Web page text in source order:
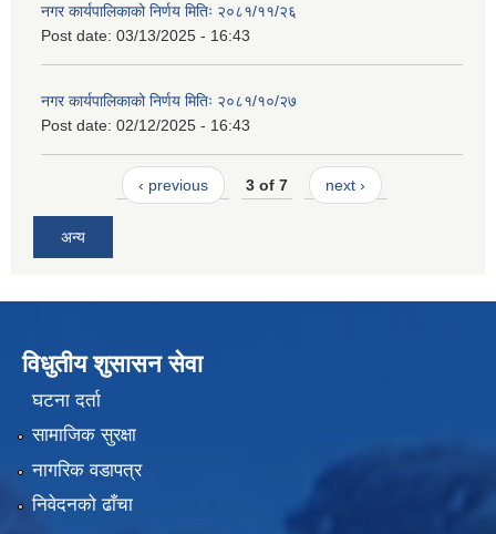
नगर कार्यपालिकाको निर्णय मितिः २०८१/११/२६
Post date: 03/13/2025 - 16:43
नगर कार्यपालिकाको निर्णय मितिः २०८१/१०/२७
Post date: 02/12/2025 - 16:43
‹ previous 3 of 7 next ›
अन्य
विधुतीय शुसासन सेवा
घटना दर्ता
सामाजिक सुरक्षा
नागरिक वडापत्र
निवेदनको ढाँचा